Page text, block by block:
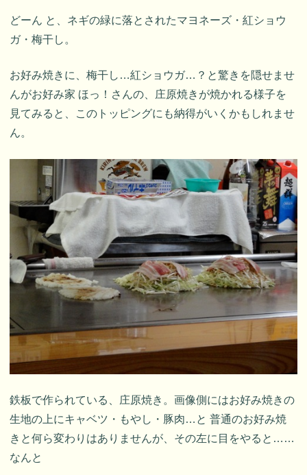
どーん と、ネギの緑に落とされたマヨネーズ・紅ショウ
ガ・梅干し。
お好み焼きに、梅干し…紅ショウガ…？と驚きを隠せませ
んがお好み家 ほっ！さんの、庄原焼きが焼かれる様子を
見てみると、このトッピングにも納得がいくかもしれませ
ん。
鉄板で作られている、庄原焼き。画像側にはお好み焼きの
生地の上にキャベツ・もやし・豚肉…と 普通のお好み焼
きと何ら変わりはありませんが、その左に目をやると……
なんと